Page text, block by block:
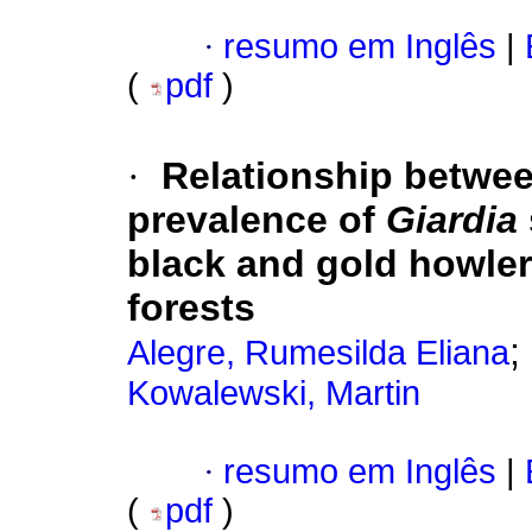
· resumo em Inglês
(
pdf )
·
Relationship
prevalence of Giardia
black and gold
forests
Alegre, Rumesilda Eliana;
Kowalewski, Martin
· resumo em Inglês
(
pdf )